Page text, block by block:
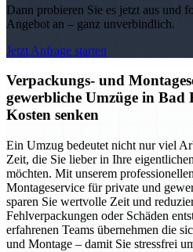
Dann probieren Sie es jetzt aus und
Angebot an – ganz unverbindlich.
Jetzt Anfrage starten
Verpackungs- und
gewerbliche Umzüge in Bad
Kosten senken
Ein Umzug bedeutet nicht nur viel
Zeit, die Sie lieber in Ihre
möchten. Mit unserem
Montageservice für private und
sparen Sie wertvolle Zeit und
Fehlverpackungen oder Schäden
erfahrenen Teams übernehmen die
und Montage – damit Sie stressfrei